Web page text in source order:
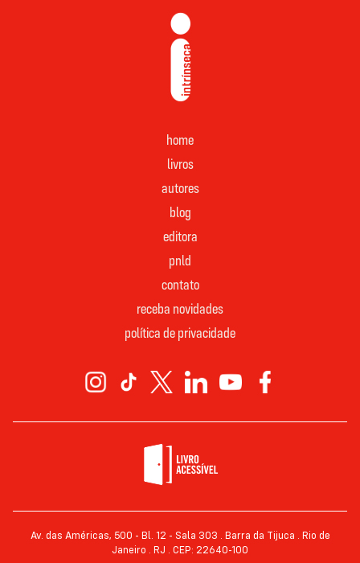
home
livros
autores
blog
editora
pnld
contato
receba novidades
política de privacidade
Av. das Américas, 500 - Bl. 12 - Sala 303 . Barra da Tijuca . Rio de
Janeiro . RJ . CEP: 22640-100